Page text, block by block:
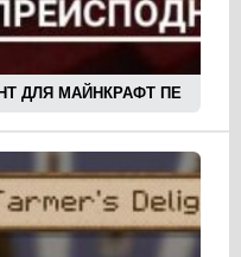
ДЛЯ МАЙНКРАФТ ПЕ